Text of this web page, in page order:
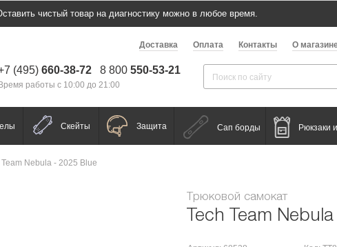
чистый товар на диагностику можно в любое время.
Доставка Оплата Контакты О
(495) 660-38-72 8 800 550-53-21
Время работы с 10:00 до 21:00
Скейты Защита Сап борды Рюкзаки
Nebula - 2025 Blue
Трюковой самокат
Tech Team